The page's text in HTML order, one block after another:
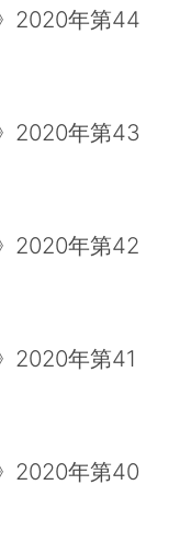
2020年第44
2020年第43
2020年第42
2020年第41
2020年第40